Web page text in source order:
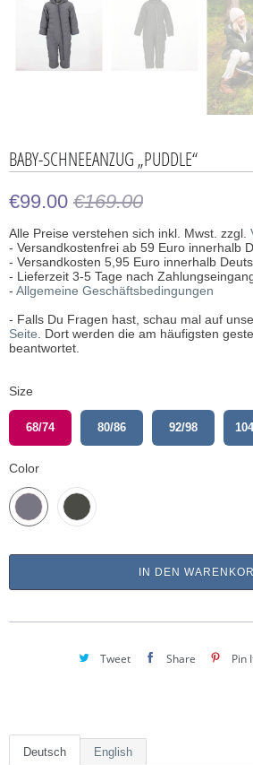
BABY-SCHNEEANZUG „PUDDLE“
€99.00 €169.00
Alle Preise verstehen sich inkl. Mwst. zzgl.
- Versandkostenfrei ab 59 Euro innerhalb
- Versandkosten 5,95 Euro innerhalb
- Lieferzeit 3-5 Tage nach
- Allgemeine Geschäftsbedingungen
- Falls Du Fragen hast, schau mal auf
Seite . Dort werden die am häufigsten
beantwortet.
Size
68/74 80/86 92/98
Color
IN DEN
Tweet Share Pin
Deutsch English